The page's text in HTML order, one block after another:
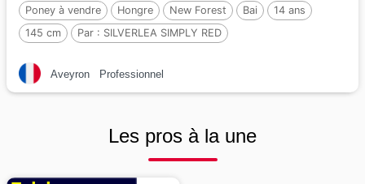
Poney à vendre Hongre New Forest Bai
14 ans
145 cm
Par : SILVERLEA SIMPLY RED
Aveyron Professionnel
Les pros à la une